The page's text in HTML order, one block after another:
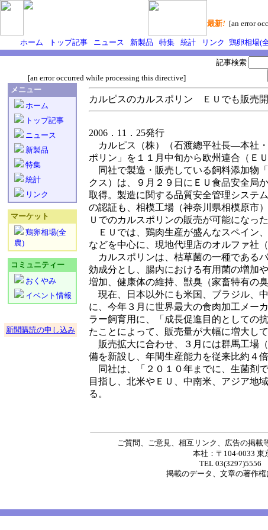
最新! [an error
ホーム トップ記事 ニュース 新製品 特集 統計 リンク 鶏卵相場(
[an error occurred while processing this directive]
記事検索
メニュー
ホーム
トップ記事
ニュース
新製品
特集
統計
リンク
マーケット
鶏卵相場(全
農)
コミュニティー
おくやみ
イベント情報
新聞購読の申し込み
カルピスのカルスポリン ＥＵでも販売
2006．11．25発行
カルピス（株）（石渡總平社長―本社
ポリン」を１１月中旬から欧州連合（Ｅ
同社で製造・販売している飼料添加物
クス）は、９月２９日にＥＵ食品安全局
取得。製造に関する品質安全管理システ
の認証も、相模工場（神奈川県相模原市
Ｕでのカルスポリンの販売が可能になった
ＥＵでは、鶏肉生産が盛んなスペイン
などを中心に、現地代理店のオルファ社
カルスポリンは、枯草菌の一種である
効成分とし、腸内における有用菌の増加
増加、健康体の維持、獣臭（家畜特有の
現在、日本以外にも米国、ブラジル、
に、今年３月に世界最大の食肉加工メー
ラー飼育用に、「成長促進目的としての
たことによって、販売量が大幅に増大して
販売拡大に合わせ、３月には群馬工場
備を新設し、年間生産能力を従来比約４
同社は、「２０１０年までに、生菌剤
目指し、北米やＥＵ、中南米、アジア地
る。
ご質問、ご意見、相互リンク、広告の掲載
本社：〒104-0033 東
TEL 03(3297)5556
掲載のデータ 、 文章の著作権